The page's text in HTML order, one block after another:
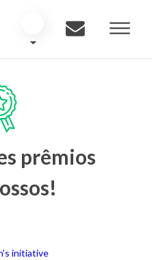
prêmios